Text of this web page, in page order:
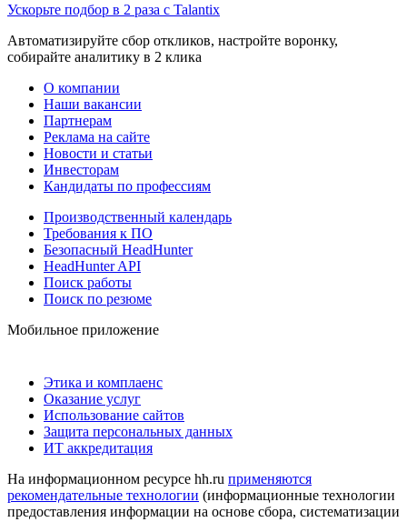
Ускорьте подбор в 2 раза с Talantix
Автоматизируйте сбор откликов, настройте воронку,
собирайте аналитику в 2 клика
О компании
Наши вакансии
Партнерам
Реклама на сайте
Новости и статьи
Инвесторам
Кандидаты по профессиям
Производственный календарь
Требования к ПО
Безопасный HeadHunter
HeadHunter API
Поиск работы
Поиск по резюме
Мобильное приложение
Этика и комплаенс
Оказание услуг
Использование сайтов
Защита персональных данных
ИТ аккредитация
На информационном ресурсе hh.ru применяются
рекомендательные технологии (информационные технологии
предоставления информации на основе сбора, систематизации